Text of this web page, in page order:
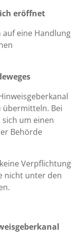
eröffnet
eine Handlung
übermitteln. Bei
um einen
Behörde
Verpflichtung
nicht unter den